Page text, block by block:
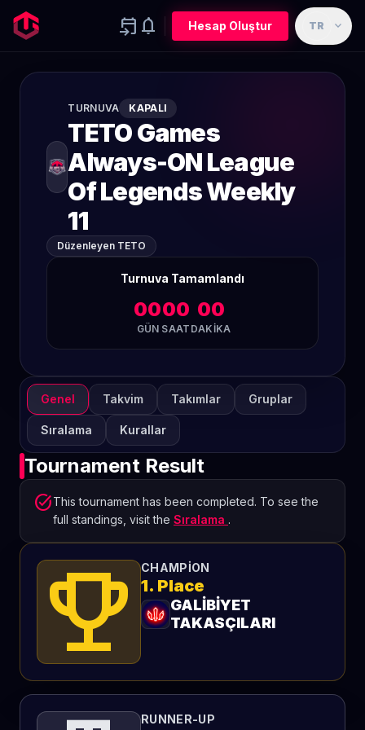
event_upcoming notifications Hesap Oluştur TR expand_more
TURNUVA KAPALI
TETO Games
Always-ON League
Of Legends Weekly
11
Düzenleyen TETO
Turnuva Tamamlandı
00
GÜN
00
SAAT
00
DAKIKA
Genel Takvim Takımlar Gruplar
Sıralama Kurallar
Tournament Result
task_altThis tournament has been completed. To see the
full standings, visit the Sıralama .
emoji_events CHAMPION
1. Place
GALİBİYET
TAKASÇILARI
RUNNER-UP